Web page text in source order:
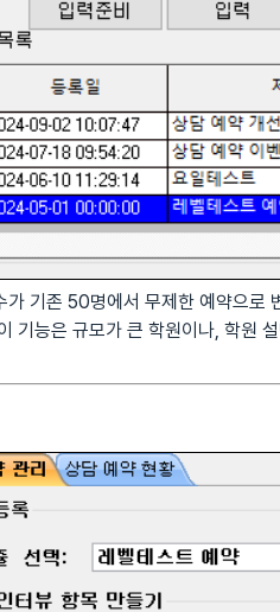
기존 50명에서 무제한 예약으로
기능은 규모가 큰 학원이나, 학원